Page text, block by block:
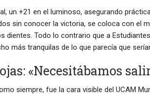
un +21 en el luminoso, asegurando
sin conocer la victoria, se coloca con el
dientes. Todo lo contrario que a
más tranquilas de lo que parecía que
«Necesitábamos
siempre, fue la cara visible del UCAM